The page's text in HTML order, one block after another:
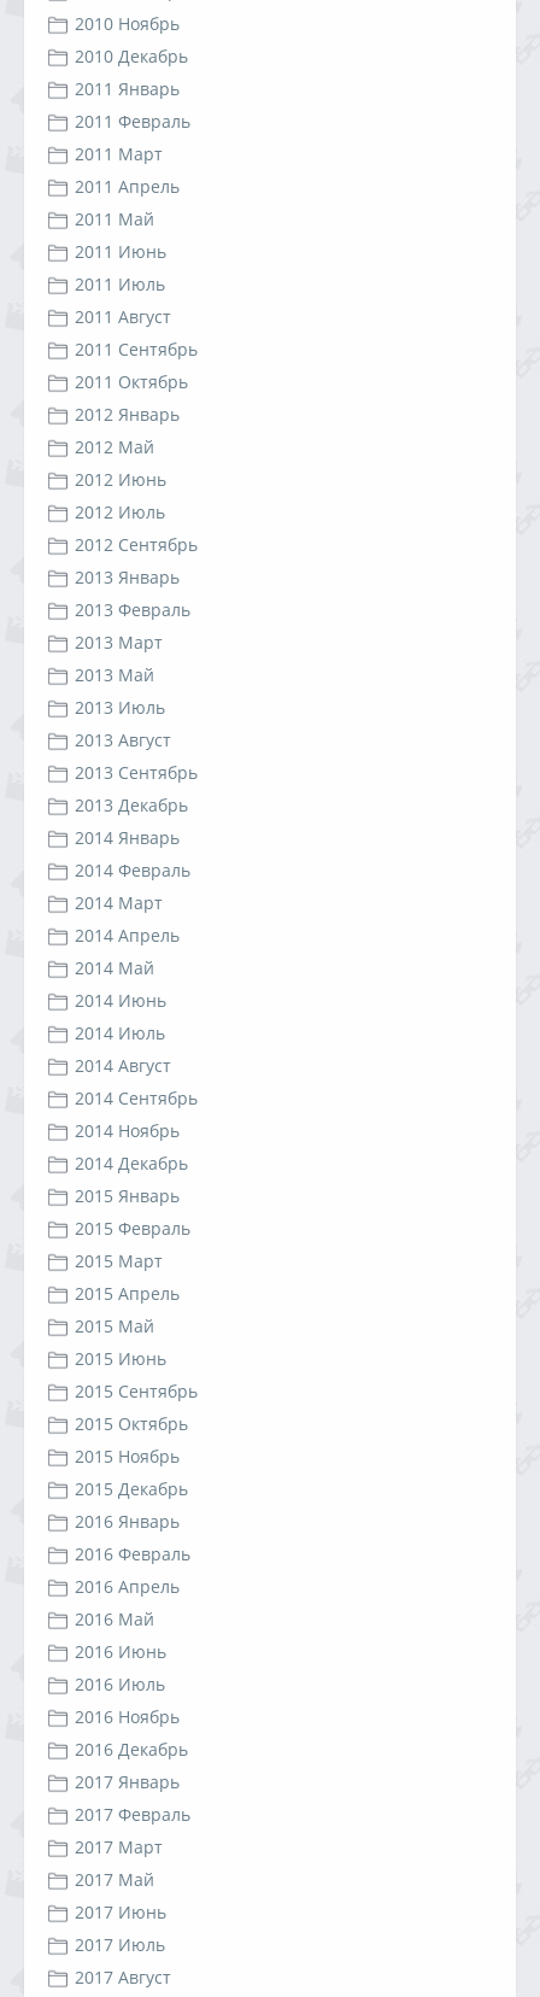
2010 Ноябрь
2010 Декабрь
2011 Январь
2011 Февраль
2011 Март
2011 Апрель
2011 Май
2011 Июнь
2011 Июль
2011 Август
2011 Сентябрь
2011 Октябрь
2012 Январь
2012 Май
2012 Июнь
2012 Июль
2012 Сентябрь
2013 Январь
2013 Февраль
2013 Март
2013 Май
2013 Июль
2013 Август
2013 Сентябрь
2013 Декабрь
2014 Январь
2014 Февраль
2014 Март
2014 Апрель
2014 Май
2014 Июнь
2014 Июль
2014 Август
2014 Сентябрь
2014 Ноябрь
2014 Декабрь
2015 Январь
2015 Февраль
2015 Март
2015 Апрель
2015 Май
2015 Июнь
2015 Сентябрь
2015 Октябрь
2015 Ноябрь
2015 Декабрь
2016 Январь
2016 Февраль
2016 Апрель
2016 Май
2016 Июнь
2016 Июль
2016 Ноябрь
2016 Декабрь
2017 Январь
2017 Февраль
2017 Март
2017 Май
2017 Июнь
2017 Июль
2017 Август